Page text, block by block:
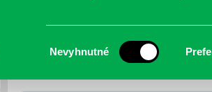
súhlasu
Nevyhnutné
Zmluva o prevode vlastníctva
Petržalka>Zmluvy >Zmluva o prevode